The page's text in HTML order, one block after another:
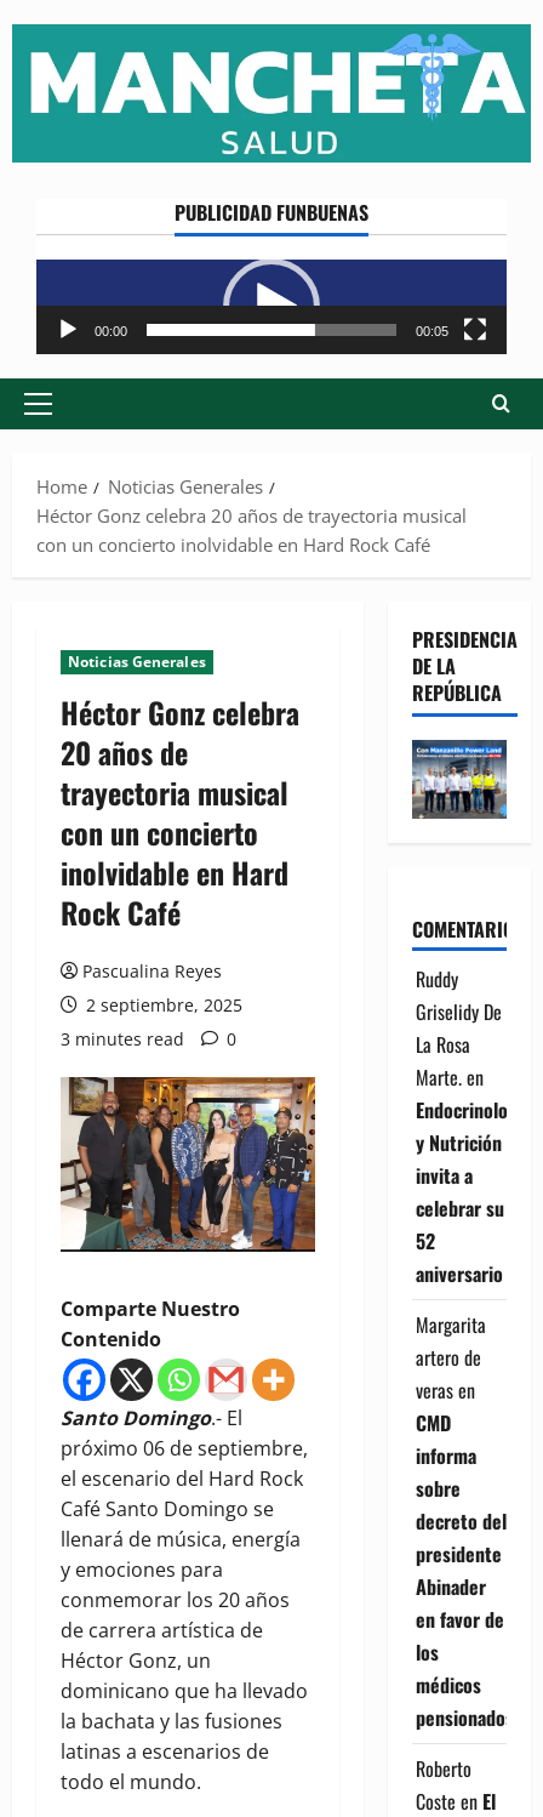
content
PUBLICIDAD FUNBUENAS
Reproductor
de
vídeo
00:00 00:05
Primary
Home
Noticias Generales
Héctor Gonz celebra 20 años de trayectoria musical
con un concierto inolvidable en Hard Rock Café
Noticias Generales
Héctor Gonz celebra
20 años de
trayectoria musical
con un concierto
inolvidable en Hard
Rock Café
Pascualina Reyes
2 septiembre, 2025
3 minutes read
0
Comparte Nuestro
Contenido
Santo Domingo.- El
próximo 06 de septiembre,
el escenario del Hard Rock
Café Santo Domingo se
llenará de música, energía
y emociones para
conmemorar los 20 años
de carrera artística de
Héctor Gonz, un
dominicano que ha llevado
la bachata y las fusiones
latinas a escenarios de
todo el mundo.
PRESIDENCIA
DE LA
REPÚBLICA
COMENTARIOS
Ruddy
Griselidy De
La Rosa
Marte.en
Endocrinología
y Nutrición
invita a
celebrar su
52
aniversario
Margarita
artero de
verasen
CMD
informa
sobre
decreto del
presidente
Abinader
en favor de
los
médicos
pensionados
Roberto
Coste en El